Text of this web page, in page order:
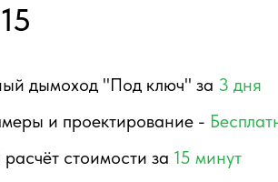
дымоход "Под ключ" за 3 дня
и проектирование -
стоимости за 15 минут